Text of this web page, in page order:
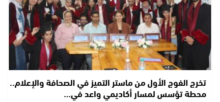
تخرج الفوج الأول من ماستر التميز في الصحافة والإعلام..
محطة تؤسس لمسار أكاديمي واعد في…